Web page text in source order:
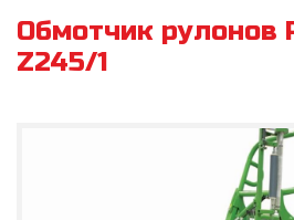
Обмотчик рулонов
Z245/1